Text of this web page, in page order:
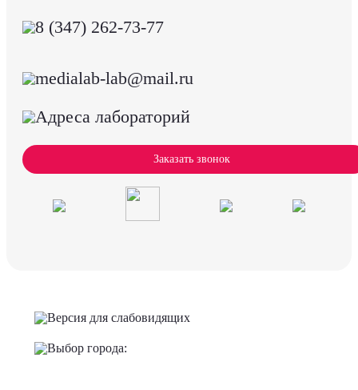
8 (347) 262-73-77
medialab-lab@mail.ru
Адреса лабораторий
Заказать звонок
Версия для слабовидящих
Выбор города: